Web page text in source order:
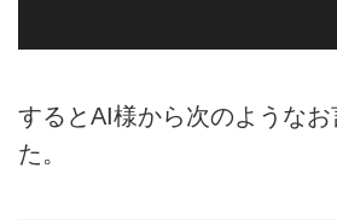
するとAI様から次のようなお
た。